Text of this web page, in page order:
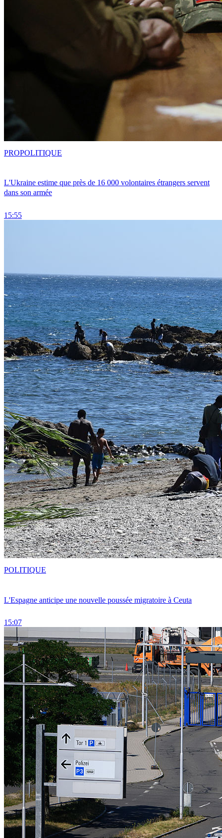
L'Ukraine estime que près de 16 000 volontaires étrangers servent
dans son armée
15:55
PROPOLITIQUE
L'Espagne anticipe une nouvelle poussée migratoire à Ceuta
15:07
POLITIQUE